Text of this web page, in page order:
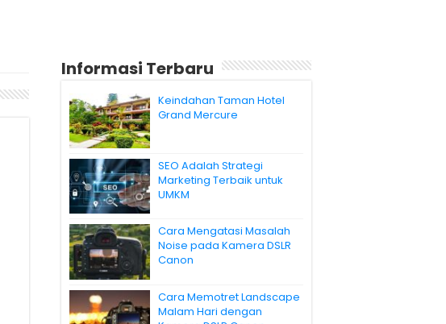
Informasi Terbaru
Keindahan Taman Hotel
Grand Mercure
SEO Adalah Strategi
Marketing Terbaik untuk
UMKM
Cara Mengatasi Masalah
Noise pada Kamera DSLR
Canon
Cara Memotret Landscape
Malam Hari dengan